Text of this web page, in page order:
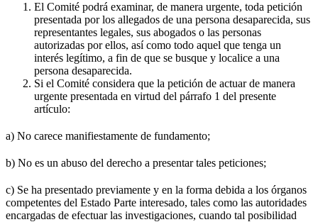
El Comité podrá examinar, de manera urgente, toda petición
presentada por los allegados de una persona desaparecida, sus
representantes legales, sus abogados o las personas
autorizadas por ellos, así como todo aquel que tenga un
interés legítimo, a fin de que se busque y localice a una
persona desaparecida.
Si el Comité considera que la petición de actuar de manera
urgente presentada en virtud del párrafo 1 del presente
artículo:
a) No carece manifiestamente de fundamento;
b) No es un abuso del derecho a presentar tales peticiones;
c) Se ha presentado previamente y en la forma debida a los órganos
competentes del Estado Parte interesado, tales como las autoridades
encargadas de efectuar las investigaciones, cuando tal posibilidad